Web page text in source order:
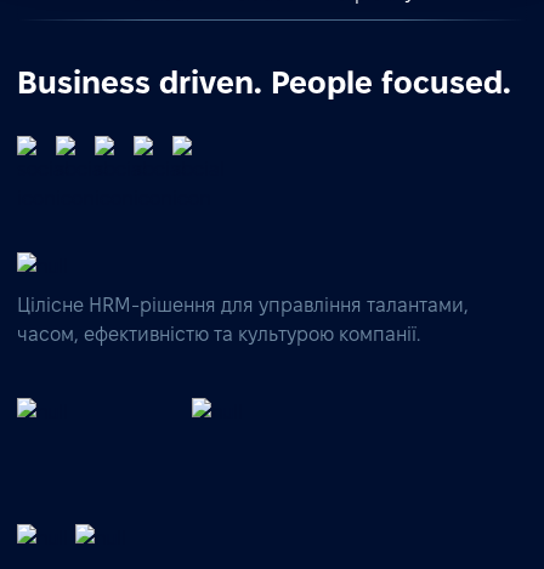
Business driven. People focused.
Цілісне HRM-рішення для управління талантами,
часом, ефективністю та культурою компанії.